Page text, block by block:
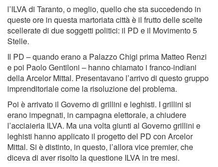
l’ILVA di Taranto, o meglio, quello che sta succedendo in
queste ore in questa martoriata città è il frutto delle scelte
scellerate di due soggetti politici: il PD e il Movimento 5
Stelle.
Il PD – quando erano a Palazzo Chigi prima Matteo Renzi
e poi Paolo Gentiloni – hanno chiamato i franco-indiani
della Arcelor Mittal. Presentavano l’arrivo di questo gruppo
imprenditoriale come la risoluzione del problema.
Poi è arrivato il Governo di grillini e leghisti. I grillini si
erano impegnati, in campagna elettorale, a chiudere
l’acciaieria ILVA. Ma una volta giunti al Governo grillini e
leghisti hanno applicato il progetto del PD con Arcelor
Mittal. Si è distinto, in questo, l’allora vice premier, che
diceva di aver risolto la questione ILVA in tre mesi.